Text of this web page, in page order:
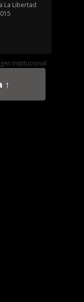
La Libertad
Institucional
↑